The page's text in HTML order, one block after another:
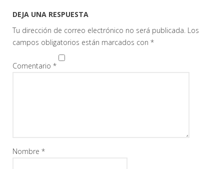
DEJA UNA RESPUESTA
Tu dirección de correo electrónico no será publicada. Los
campos obligatorios están marcados con *
Comentario *
Nombre *